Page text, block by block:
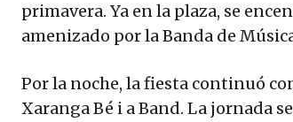
primavera. Ya en la plaza, se
amenizado por la Banda de
Por la noche, la fiesta continuó
Xaranga Bé i a Band. La jornada